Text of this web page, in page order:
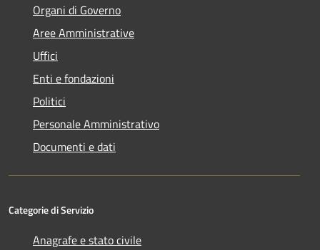
Organi di Governo
Aree Amministrative
Uffici
Enti e fondazioni
Politici
Personale Amministrativo
Documenti e dati
Categorie di Servizio
Anagrafe e stato civile